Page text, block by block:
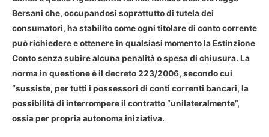
Bersani che, occupandosi soprattutto di tutela dei
consumatori, ha stabilito comeogni titolare di conto corrente
può richiedere e ottenere in qualsiasi momento la Estinzione
Conto senza subire alcuna penalità o spesa di chiusura. La
norma in questione è il decreto 223/2006, secondo cui
“sussiste, per tutti i possessori di conti correnti bancari, la
possibilità di interrompere il contratto “unilateralmente”,
ossia per propria autonoma iniziativa.